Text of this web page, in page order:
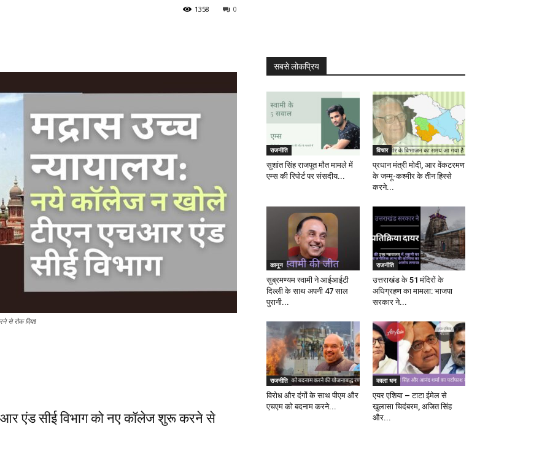
0
1358
से रोक दिया!
एंड सीई विभाग को नए कॉलेज शुरू करने से
सबसे लोकप्रिय
राजनीति
सुशांत सिंह राजपूत मौत मामले में
एम्स की रिपोर्ट पर संसदीय...
विचार
प्रधान मंत्री मोदी, आर वेंकटरमण
के जम्मू-कश्मीर के तीन हिस्से
करने...
कानून
सुब्रमण्यम स्वामी ने आईआईटी
दिल्ली के साथ अपनी 47 साल
पुरानी...
राजनीति
उत्तराखंड के 51 मंदिरों के
अधिग्रहण का मामला: भाजपा
सरकार ने...
राजनीति
विरोध और दंगों के साथ पीएम और
एचएम को बदनाम करने...
काला धन
एयर एशिया – टाटा ईमेल से
खुलासा चिदंबरम, अजित सिंह
और...